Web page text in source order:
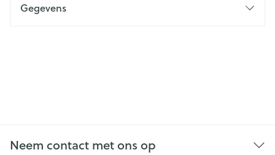
Gegevens
Neem contact met ons op